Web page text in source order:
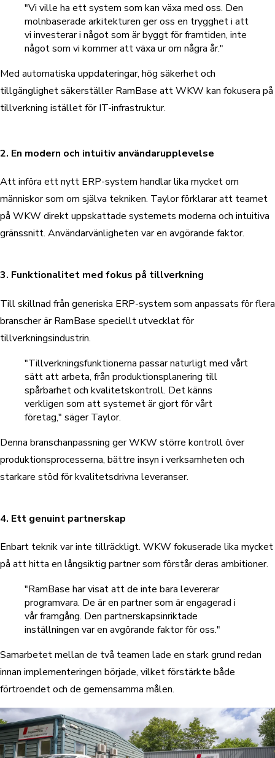
"Vi ville ha ett system som kan växa med oss. Den
molnbaserade arkitekturen ger oss en trygghet i att
vi investerar i något som är byggt för framtiden, inte
något som vi kommer att växa ur om några år."
Med automatiska uppdateringar, hög säkerhet och
tillgänglighet säkerställer RamBase att WKW kan fokusera på
tillverkning istället för IT-infrastruktur.
2. En modern och intuitiv användarupplevelse
Att införa ett nytt ERP-system handlar lika mycket om
människor som om själva tekniken. Taylor förklarar att teamet
på WKW direkt uppskattade systemets moderna och intuitiva
gränssnitt. Användarvänligheten var en avgörande faktor.
3. Funktionalitet med fokus på tillverkning
Till skillnad från generiska ERP-system som anpassats för flera
branscher är RamBase speciellt utvecklat för
tillverkningsindustrin.
"Tillverkningsfunktionerna passar naturligt med vårt
sätt att arbeta, från produktionsplanering till
spårbarhet och kvalitetskontroll. Det känns
verkligen som att systemet är gjort för vårt
företag," säger Taylor.
Denna branschanpassning ger WKW större kontroll över
produktionsprocesserna, bättre insyn i verksamheten och
starkare stöd för kvalitetsdrivna leveranser.
4. Ett genuint partnerskap
Enbart teknik var inte tillräckligt. WKW fokuserade lika mycket
på att hitta en långsiktig partner som förstår deras ambitioner.
"RamBase har visat att de inte bara levererar
programvara. De är en partner som är engagerad i
vår framgång. Den partnerskapsinriktade
inställningen var en avgörande faktor för oss."
Samarbetet mellan de två teamen lade en stark grund redan
innan implementeringen började, vilket förstärkte både
förtroendet och de gemensamma målen.